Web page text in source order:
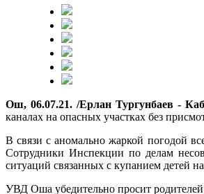
Ош, 06.07.21. /Ерлан Тургунбаев -
каналах на опасных участках без
В связи с аномально жаркой погодой
Сотрудники Инспекции по делам
ситуаций связанных с купанием детей
УВД Оша убедительно просит